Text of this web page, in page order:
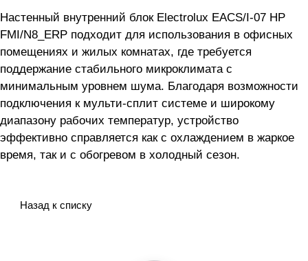
Настенный внутренний блок Electrolux EACS/I-07 HP
FMI/N8_ERP подходит для использования в офисных
помещениях и жилых комнатах, где требуется
поддержание стабильного микроклимата с
минимальным уровнем шума. Благодаря возможности
подключения к мульти-сплит системе и широкому
диапазону рабочих температур, устройство
эффективно справляется как с охлаждением в жаркое
время, так и с обогревом в холодный сезон.
Назад к списку